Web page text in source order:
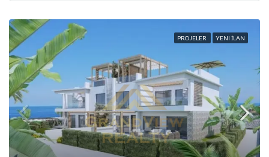
PROJELER YENI İLAN